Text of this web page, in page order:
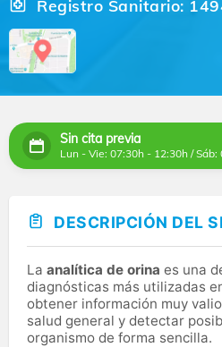
Registro Sanitario:
Sin cita previa
Lun - Vie: 07:30h - 12:30h /
DESCRIPCIÓN DEL
La analítica de orina es una
diagnósticas más utilizadas
obtener información muy
salud general y detectar
organismo de forma sencilla.